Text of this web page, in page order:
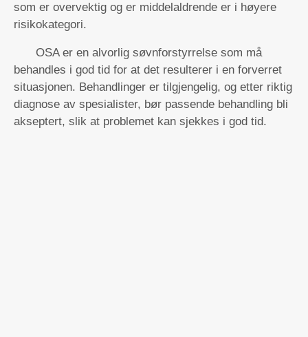
som er overvektig og er middelaldrende er i høyere
risikokategori.
OSA er en alvorlig søvnforstyrrelse som må
behandles i god tid for at det resulterer i en forverret
situasjonen. Behandlinger er tilgjengelig, og etter riktig
diagnose av spesialister, bør passende behandling bli
akseptert, slik at problemet kan sjekkes i god tid.